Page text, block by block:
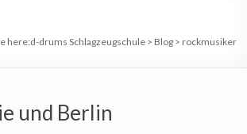
here:d-drums Schlagzeugschule> Blog> rockmusiker
und Berlin